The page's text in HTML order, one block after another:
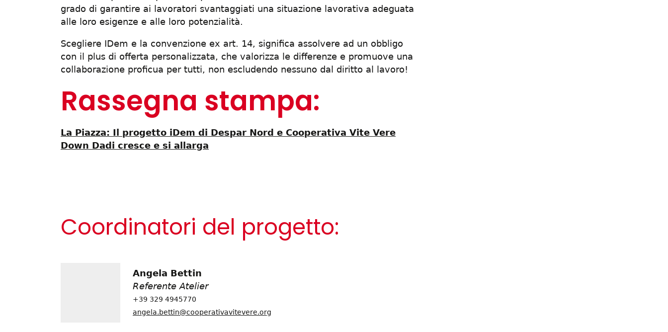
grado di garantire ai lavoratori svantaggiati una situazione lavorativa adeguata
alle loro esigenze e alle loro potenzialità.
Scegliere IDem e la convenzione ex art. 14, significa assolvere ad un obbligo
con il plus di offerta personalizzata, che valorizza le differenze e promuove una
collaborazione proficua per tutti, non escludendo nessuno dal diritto al lavoro!
Rassegna stampa:
La Piazza: Il progetto iDem di Despar Nord e Cooperativa Vite Vere
Down Dadi cresce e si allarga
Coordinatori del progetto:
Angela Bettin
Referente Atelier
+39 329 4945770
angela.bettin@cooperativavitevere.org